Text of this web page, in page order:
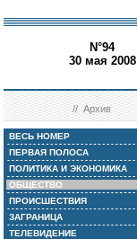
N°94
30 мая 2008
//Архив
ВЕСЬ НОМЕР
ПЕРВАЯ ПОЛОСА
ПОЛИТИКА И ЭКОНОМИКА
ОБЩЕСТВО
ПРОИСШЕСТВИЯ
ЗАГРАНИЦА
ТЕЛЕВИДЕНИЕ